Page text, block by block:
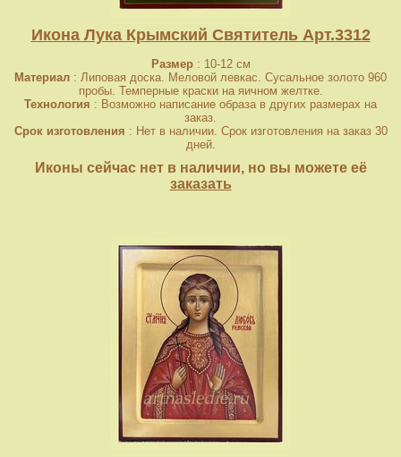
Икона Лука Крымский Святитель Арт.3312
Размер: 10-12 см
Материал : Липовая доска. Меловой левкас. Сусальное золото 960
пробы. Темперные краски на яичном желтке.
Технология : Возможно написание образа в других размерах на
заказ.
Срок изготовления : Нет в наличии. Срок изготовления на заказ 30
дней.
Иконы сейчас нет в наличии, но вы можете её
заказать